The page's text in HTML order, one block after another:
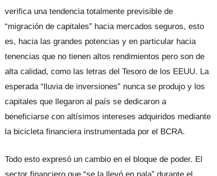
verifica una tendencia totalmente previsible de
“migración de capitales” hacia mercados seguros, esto
es, hacia las grandes potencias y en particular hacia
tenencias que no tienen altos rendimientos pero son de
alta calidad, como las letras del Tesoro de los EEUU. La
esperada “lluvia de inversiones” nunca se produjo y los
capitales que llegaron al país se dedicaron a
beneficiarse con altísimos intereses adquiridos mediante
la bicicleta financiera instrumentada por el BCRA.
Todo esto expresó un cambio en el bloque de poder. El